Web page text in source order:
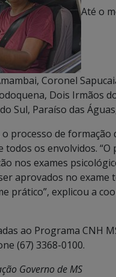
Até o
Coronel
Dois Irmãos
Sul, Paraíso das
processo de
todos os envolvidos.
nos exames
aprovados no exame
prático”, explicou a
ao Programa CNH
(67) 3368-0100.
Governo de MS